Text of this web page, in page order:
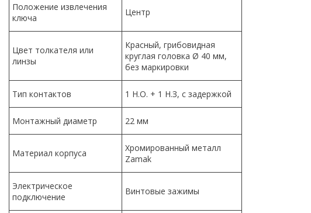
Положение извлечения
ключа
Центр
Цвет толкателя или
линзы
Красный, грибовидная
круглая головка Ø 40 мм,
без маркировки
Тип контактов 1 Н.О. + 1 Н.З, с задержкой
Монтажный диаметр 22 мм
Материал корпуса
Хромированный металл
Zamak
Электрическое
подключение
Винтовые зажимы